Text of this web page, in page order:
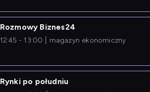
Rozmowy Biznes24
12:45 - 13:00 magazyn ekonomiczny
Rynki po południu